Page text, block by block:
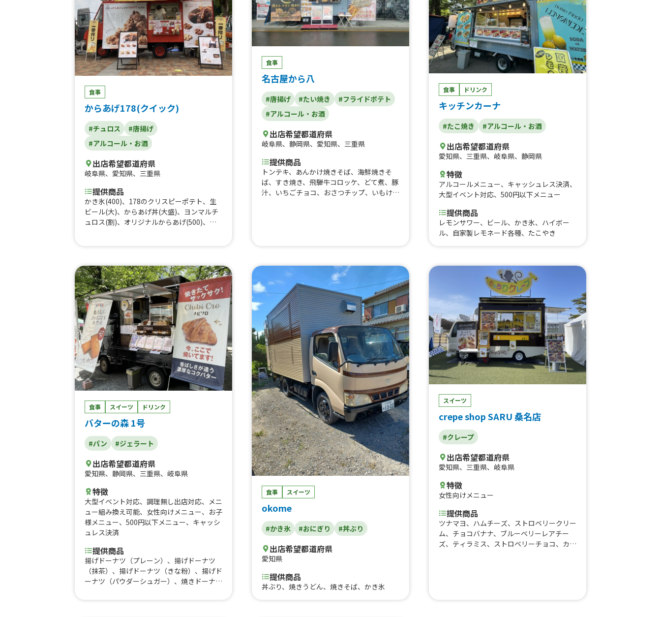
食事
からあげ178(クイック)
#チュロス
#唐揚げ
#アルコール・お酒
出店希望都道府県
岐阜県、 愛知県、 三重県
提供商品
かき氷(400)、178のクリスピーポテト、生
ビール(大)、からあげ丼(大盛)、ヨンマルチ
ュロス(割)、オリジナルからあげ(500)、オ
食事
名古屋から八
#唐揚げ #たい焼き
#フライドポテト
#アルコール・お酒
出店希望都道府県
岐阜県、 静岡県、 愛知県、 三重県
提供商品
トンテキ、あんかけ焼きそば、海鮮焼きそ
ば、すき焼き、飛騨牛コロッケ、どて煮、豚
汁、いちごチョコ、おさつチップ、いもけん
ごけずり、かき氷、ロングチュロス、とろけ
るバスチー、肉盛りチャーハン、たこ焼き6
個入り、みかん飴、ぶどう飴、いちご飴、り
んご飴、飛騨牛まん、クロワッサンたい焼
き、味噌とんちゃん、タレ漬け焼肉、大きな
ホタテ、プリプリなえび、霜降り牛タン、台
湾焼きそば、名古屋焼きそば、ロングポテ
ト、からあげ3種(鶏もも、せせり、鶏かわ)
食事 ドリンク
キッチンカーナ
#たこ焼き #アルコール・お酒
出店希望都道府県
愛知県、 三重県、 岐阜県、 静岡県
特徴
アルコールメニュー、 キャッシュレス決済、
大型イベント対応、 500円以下メニュー
提供商品
レモンサワー、ビール、かき氷、ハイボー
ル、自家製レモネード各種、たこやき
食事 スイーツ ドリンク
バターの森 1号
#パン #ジェラート
出店希望都道府県
愛知県、 静岡県、 三重県、 岐阜県
特徴
大型イベント対応、 調理無し出店対応、 メニ
ュー組み換え可能、 女性向けメニュー、 お子
様メニュー、 500円以下メニュー、 キャッシ
ュレス決済
提供商品
揚げドーナツ（プレーン）、揚げドーナツ
（抹茶）、揚げドーナツ（きな粉）、揚げド
ーナツ（パウダーシュガー）、焼きドーナツ
食事 スイーツ
okome
#かき氷 #おにぎり #丼ぶり
出店希望都道府県
愛知県
提供商品
丼ぶり、焼きうどん、焼きそば、かき氷
スイーツ
crepe shop SARU 桑名店
#クレープ
出店希望都道府県
愛知県、 三重県、 岐阜県
特徴
女性向けメニュー
提供商品
ツナマヨ、ハムチーズ、ストロベリークリー
ム、チョコバナナ、ブルーベリーレアチー
ズ、ティラミス、ストロベリーチョコ、カス